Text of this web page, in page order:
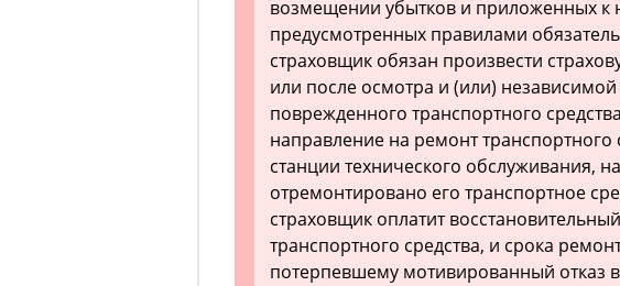
возмещении убытков и приложенных к
предусмотренных правилами
страховщик обязан произвести
или после осмотра и (или) независимой
поврежденного транспортного
направление на ремонт транспортного
станции технического обслуживания,
отремонтировано его транспортное
страховщик оплатит
транспортного средства, и срока
потерпевшему мотивированный отказ